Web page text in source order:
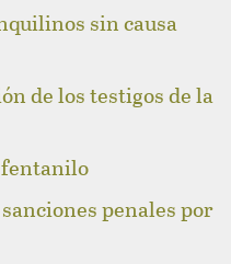
sin causa
de los testigos de la
fentanilo
penales por